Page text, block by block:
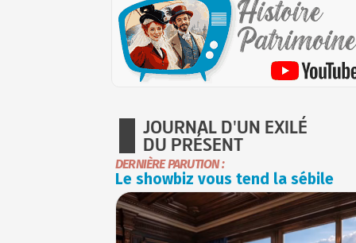
JOURNAL D'UN EXILÉ
DU PRÉSENT
DERNIÈRE PARUTION :
Le showbiz vous tend la sébile